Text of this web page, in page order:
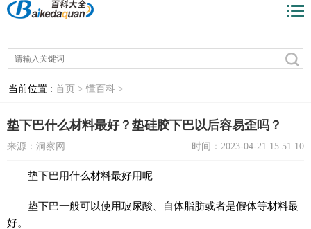
当前位置 : 首页 > 懂百科 >
垫下巴什么材料最好？垫硅胶下巴以后容易歪吗？
来源：洞察网 时间：2023-04-21 15:51:10
垫下巴用什么材料最好用呢
垫下巴一般可以使用玻尿酸、自体脂肪或者是假体等材料最
好。